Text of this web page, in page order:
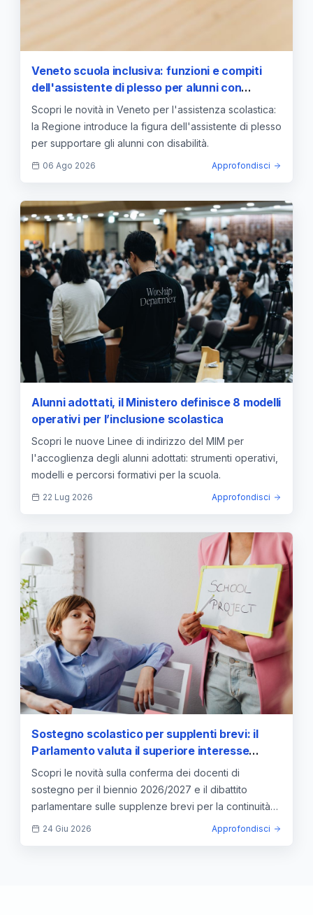
Veneto scuola inclusiva: funzioni e compiti
dell'assistente di plesso per alunni con
disabilità
Scopri le novità in Veneto per l'assistenza scolastica:
la Regione introduce la figura dell'assistente di plesso
per supportare gli alunni con disabilità.
06 Ago 2026 Approfondisci
Alunni adottati, il Ministero definisce 8 modelli
operativi per l’inclusione scolastica
Scopri le nuove Linee di indirizzo del MIM per
l'accoglienza degli alunni adottati: strumenti operativi,
modelli e percorsi formativi per la scuola.
22 Lug 2026 Approfondisci
Sostegno scolastico per supplenti brevi: il
Parlamento valuta il superiore interesse
dell'alunno
Scopri le novità sulla conferma dei docenti di
sostegno per il biennio 2026/2027 e il dibattito
parlamentare sulle supplenze brevi per la continuità
didattica.
24 Giu 2026 Approfondisci